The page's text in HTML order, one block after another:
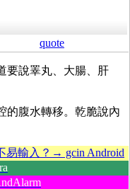
quote
要說睪丸、大腸、肝
的腹水轉移。乾脆說內
易輸入？→ gcin Android